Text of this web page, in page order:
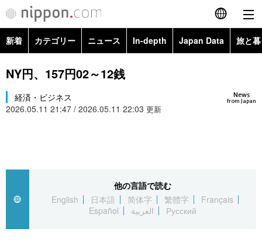
English
カテゴリー
新着 カテゴリー ニュース In-depth Japan Data 旅と
政治・外交
経済・ビジネス Images
NY円、157円02～12銭
News
from Japan
経済・ビジネス
2026.05.11 21:47 / 2026.05.11 22:03 更新
他の言語で読む
English
日本語 简体字 繁體字
Français
Español
العربية Русский